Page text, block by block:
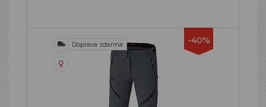
-40%
Doprava zdarma